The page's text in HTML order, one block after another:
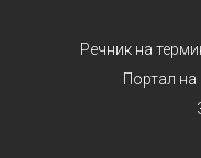
Речник на
Портал